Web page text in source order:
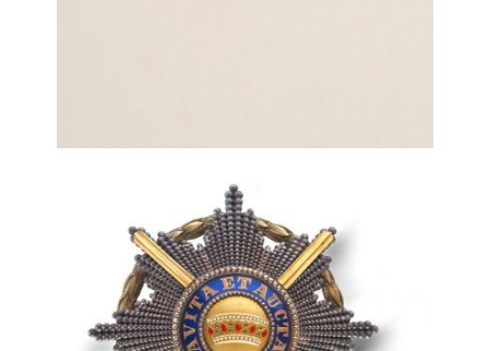
využitím
tohoto důvodu
technické
cookies
nemohou být
individuálně
deaktivovány